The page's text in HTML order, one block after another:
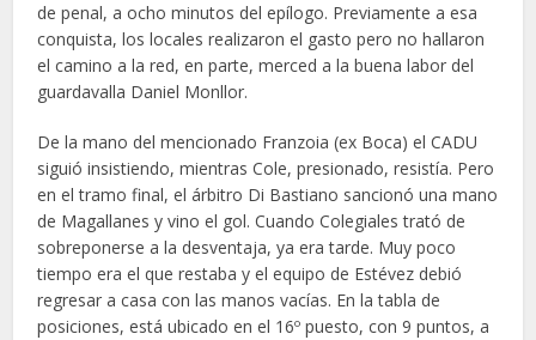
de penal, a ocho minutos del epílogo. Previamente a esa
conquista, los locales realizaron el gasto pero no hallaron
el camino a la red, en parte, merced a la buena labor del
guardavalla Daniel Monllor.
De la mano del mencionado Franzoia (ex Boca) el CADU
siguió insistiendo, mientras Cole, presionado, resistía. Pero
en el tramo final, el árbitro Di Bastiano sancionó una mano
de Magallanes y vino el gol. Cuando Colegiales trató de
sobreponerse a la desventaja, ya era tarde. Muy poco
tiempo era el que restaba y el equipo de Estévez debió
regresar a casa con las manos vacías. En la tabla de
posiciones, está ubicado en el 16º puesto, con 9 puntos, a